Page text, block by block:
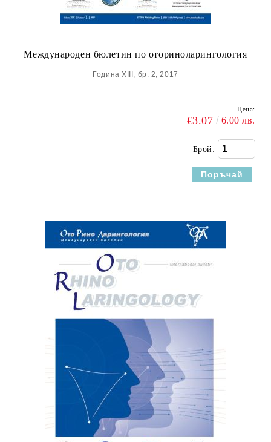
Международен бюлетин по оториноларингология
Година XIII, бр. 2, 2017
Цена:
€3.07 6.00 лв.
Брой: